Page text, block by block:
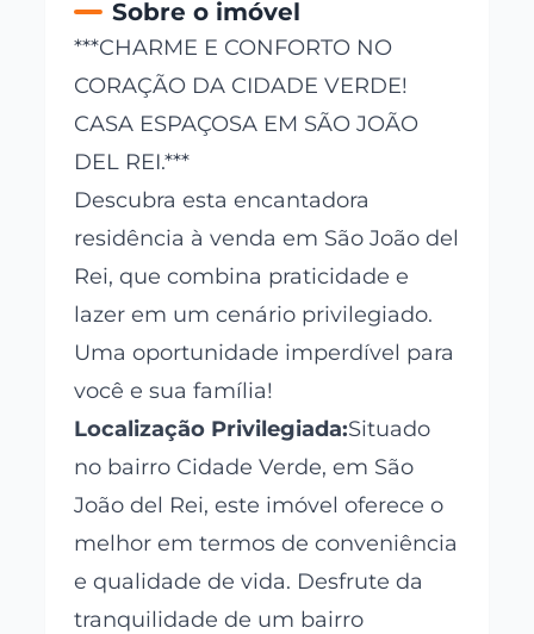
Sobre o imóvel
***CHARME E CONFORTO NO
CORAÇÃO DA CIDADE VERDE!
CASA ESPAÇOSA EM SÃO JOÃO
DEL REI.***
Descubra esta encantadora
residência à venda em São João del
Rei, que combina praticidade e
lazer em um cenário privilegiado.
Uma oportunidade imperdível para
você e sua família!
Localização Privilegiada:Situado
no bairro Cidade Verde, em São
João del Rei, este imóvel oferece o
melhor em termos de conveniência
e qualidade de vida. Desfrute da
tranquilidade de um bairro